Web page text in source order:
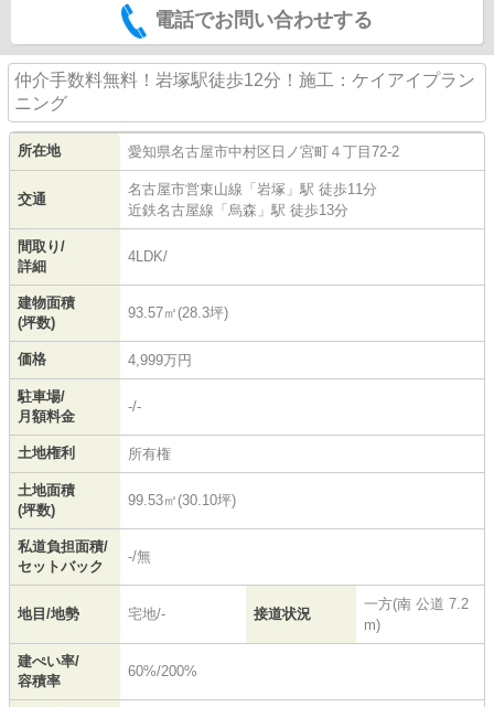
電話でお問い合わせする
仲介手数料無料！岩塚駅徒歩12分！施工：ケイアイプラン
ニング
所在地 愛知県名古屋市中村区 日ノ宮町 ４丁目72-2
交通
名古屋市営東山線 「 岩塚 」駅 徒歩11分
近鉄名古屋線 「 烏森 」駅 徒歩13分
間取り/
詳細
4LDK/
建物面積
(坪数)
93.57㎡(28.3坪)
価格 4,999万円
駐車場/
月額料金
-/-
土地権利 所有権
土地面積
(坪数)
99.53㎡(30.10坪)
私道負担面積/
セットバック
-/無
地目/地勢 宅地/- 接道状況
一方(南 公道 7.2
m)
建ぺい率/
容積率
60%/200%